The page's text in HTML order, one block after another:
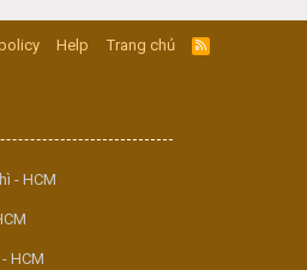
Help Trang chủ
R
S
- HCM
HCM